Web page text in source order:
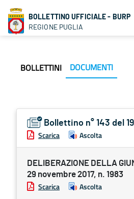
BOLLETTINO UFFICIALE - BURP
REGIONE PUGLIA
BOLLETTINI DOCUMENTI
Bollettino n° 143 del
Scarica Ascolta
DELIBERAZIONE DELLA
29 novembre 2017, n. 1983
Scarica Ascolta